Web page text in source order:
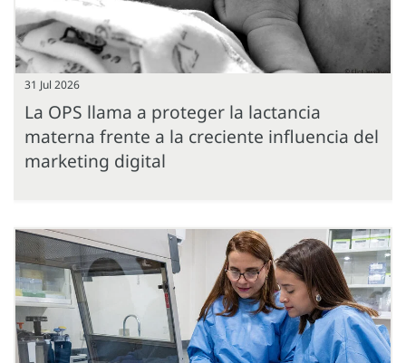
31 Jul 2026
La OPS llama a proteger la lactancia
materna frente a la creciente influencia del
marketing digital